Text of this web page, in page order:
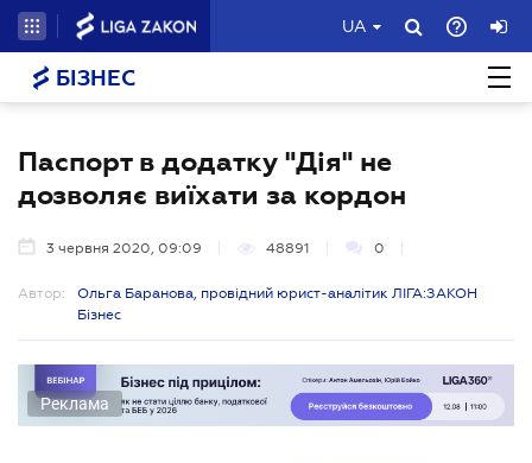
UA
БІЗНЕС
Паспорт в додатку "Дія" не
дозволяє виїхати за кордон
3 червня 2020, 09:09 48891 0
Автор:
Ольга Баранова, провідний юрист-аналітик ЛІГА:ЗАКОН
Бізнес
Реклама